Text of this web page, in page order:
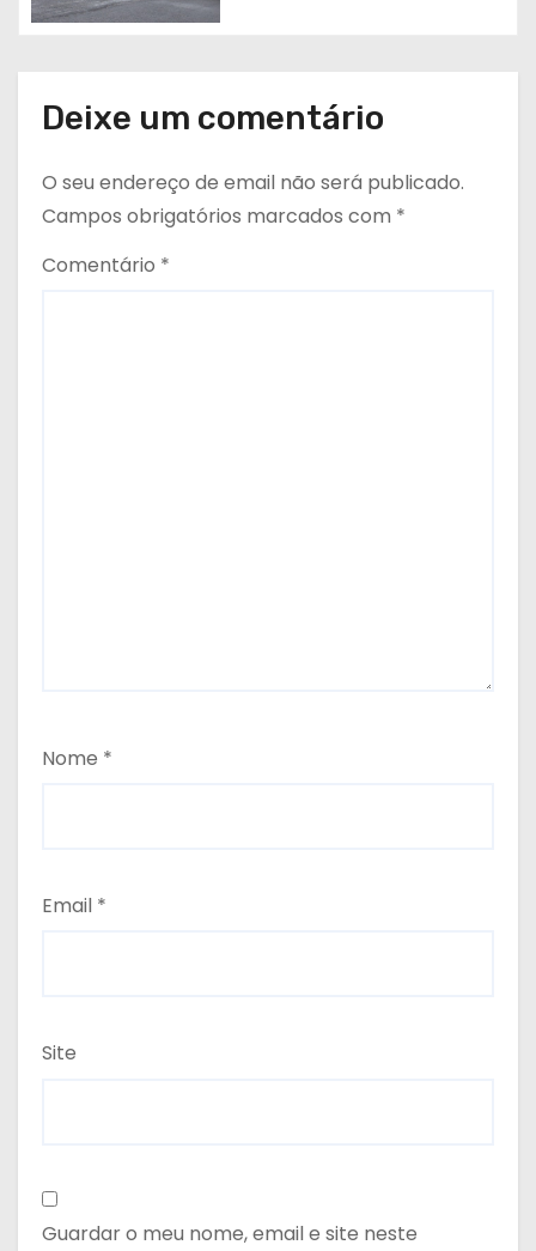
Deixe um comentário
O seu endereço de email não será publicado.
Campos obrigatórios marcados com *
Comentário *
Nome *
Email *
Site
Guardar o meu nome, email e site neste